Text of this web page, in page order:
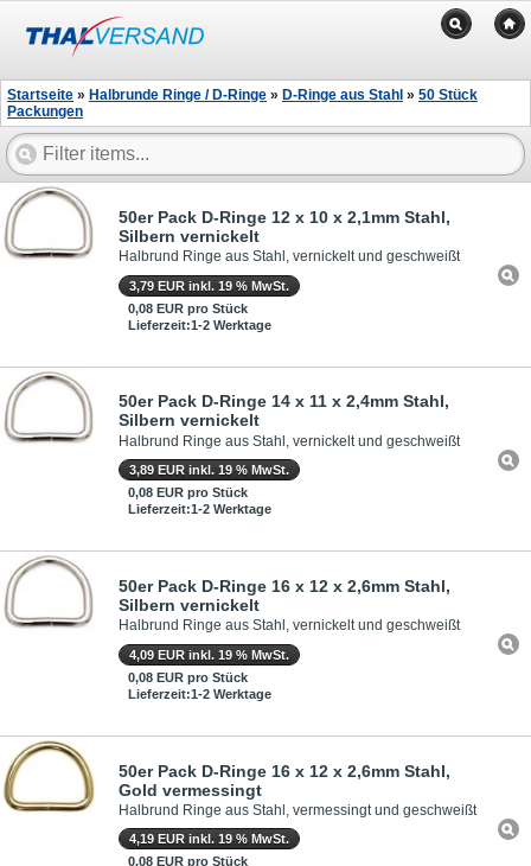
Startseite » Halbrunde Ringe / D-Ringe » D-Ringe aus Stahl » 50 Stück
Packungen
50er Pack D-Ringe 12 x 10 x 2,1mm Stahl,
Silbern vernickelt
Halbrund Ringe aus Stahl, vernickelt und geschweißt
3,79 EUR inkl. 19 % MwSt.
0,08 EUR pro Stück
Lieferzeit:1-2 Werktage
50er Pack D-Ringe 14 x 11 x 2,4mm Stahl,
Silbern vernickelt
Halbrund Ringe aus Stahl, vernickelt und geschweißt
3,89 EUR inkl. 19 % MwSt.
0,08 EUR pro Stück
Lieferzeit:1-2 Werktage
50er Pack D-Ringe 16 x 12 x 2,6mm Stahl,
Silbern vernickelt
Halbrund Ringe aus Stahl, vernickelt und geschweißt
4,09 EUR inkl. 19 % MwSt.
0,08 EUR pro Stück
Lieferzeit:1-2 Werktage
50er Pack D-Ringe 16 x 12 x 2,6mm Stahl,
Gold vermessingt
Halbrund Ringe aus Stahl, vermessingt und geschweißt
4,19 EUR inkl. 19 % MwSt.
0,08 EUR pro Stück